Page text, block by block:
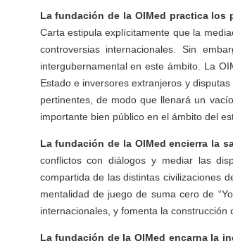
La fundación de la OIMed practica los
Carta estipula explícitamente que la
controversias internacionales. Sin
intergubernamental en este ámbito. La
Estado e inversores extranjeros y
pertinentes, de modo que llenará un
importante bien público en el ámbito del
La fundación de la OIMed encierra la
conflictos con diálogos y mediar las
compartida de las distintas civilizaciones
mentalidad de juego de suma cero de
internacionales, y fomenta la construcción
La fundación de la OIMed encarna la